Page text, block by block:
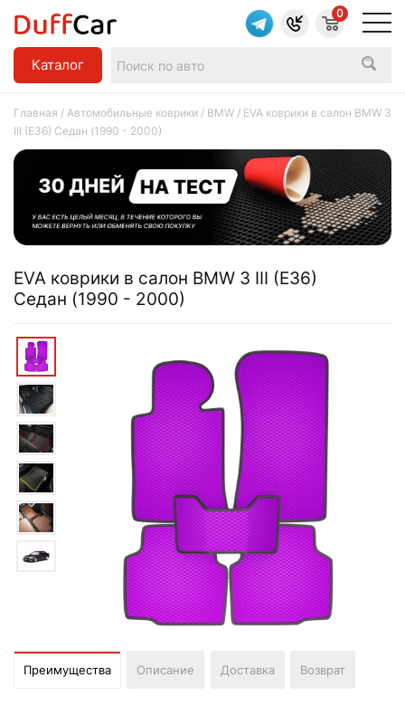
Каталог
0
Главная / Автомобильные коврики / BMW / EVA коврики в салон BMW 3
III (E36) Седан (1990 - 2000)
EVA коврики в салон BMW 3 III (E36)
Седан (1990 - 2000)
Преимущества Описание Доставка Возврат